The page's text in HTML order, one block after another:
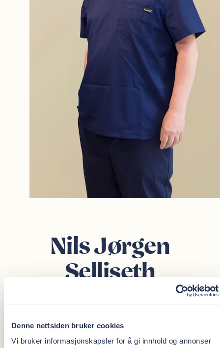
Denne nettsiden bruker cookies
Vi bruker informasjonskapsler for å gi innhold og annonser
Nils Jørgen
Selliseth
Oris Dental Moa